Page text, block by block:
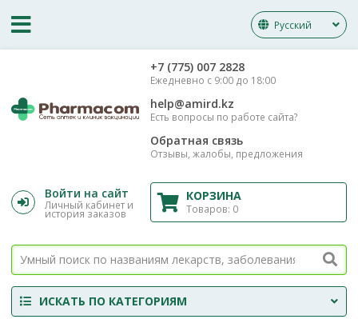
Русский
‎+7 (775) 007 2828
Ежедневно с 9:00 до 18:00
help@amird.kz
Есть вопросы по работе сайта?
Обратная связь
Отзывы, жалобы, предложения
Войти на сайт
Личный кабинет и
история заказов
КОРЗИНА
Товаров: 0
ИСКАТЬ ПО КАТЕГОРИЯМ